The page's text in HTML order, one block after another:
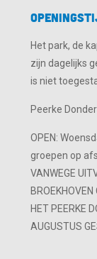
Het park, de
zijn dagelijks
is niet
Peerke
OPEN:
groepen op
VANWEGE
BROEKHOVEN
HET PEERKE
AUGUSTUS